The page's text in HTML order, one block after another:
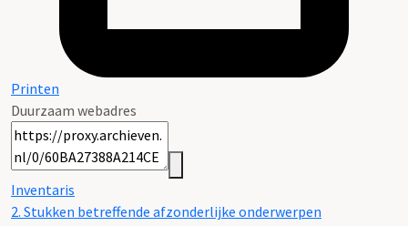
Printen
Duurzaam webadres
Inventaris
2. Stukken betreffende afzonderlijke onderwerpen